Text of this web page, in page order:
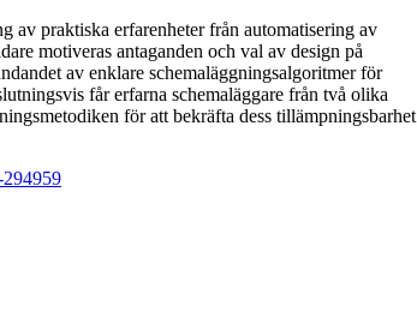
av praktiska erfarenheter från automatisering av
motiveras antaganden och val av design på
av enklare schemaläggningsalgoritmer för
får erfarna schemaläggare från två olika
för att bekräfta dess tillämpningsbarhet